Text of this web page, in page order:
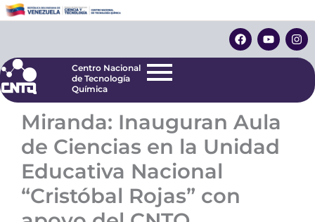
al
F
a
c
o
k
Y
o
u
e
I
n
s
r
Centro Nacional
de Tecnología
Centro Nacional
de Tecnología
Química
Miranda: Inauguran Aula
de Ciencias en la Unidad
Educativa Nacional
“Cristóbal Rojas” con